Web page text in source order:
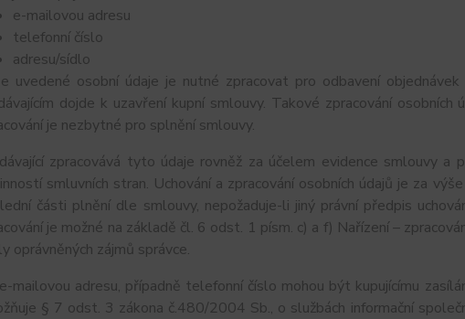
e-mailovou adresu
telefonní číslo
adresu/sídlo
uvedené osobní údaje je nutné zpracovat pro odbavení
dojde k uzavření kupní smlouvy. Takové zpracování
je nezbytné pro splnění smlouvy.
zpracovává tyto údaje rovněž za účelem evidence smlouvy a
smluvních stran. Uchování a zpracování osobních údajů je za
části plnění dle smlouvy, nepožaduje-li jiný právní předpis
je možné na základě čl. 6 odst. 1 písm. c) a f) Nařízení –
oprávněných zájmů správce.
mailovou adresu, případně telefonní číslo mohou být kupujícímu
§ 7 odst. 3 zákona č.480/2004 Sb., o službách informační